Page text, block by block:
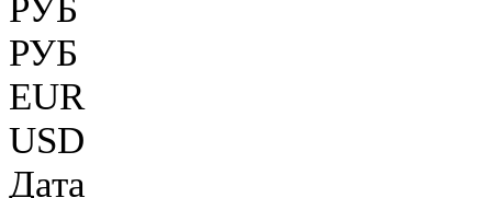
РУБ
РУБ
EUR
USD
Дата